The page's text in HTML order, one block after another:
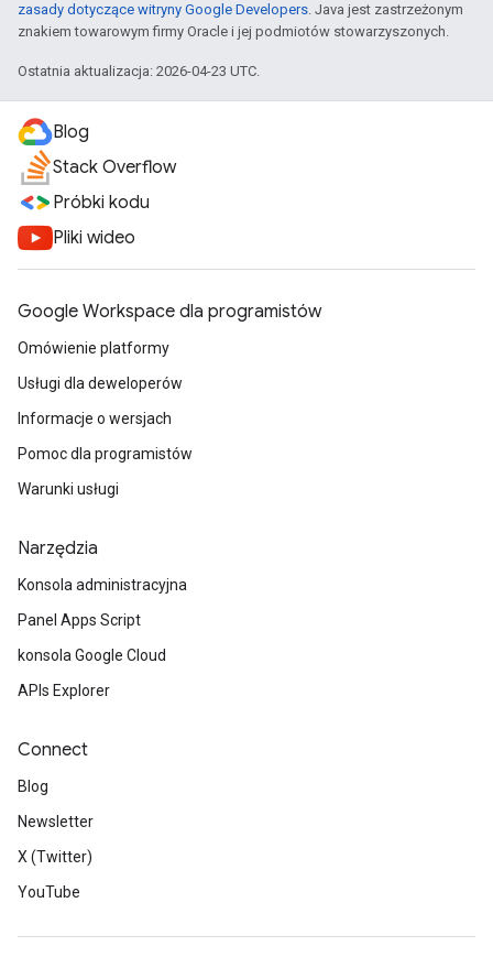
zasady dotyczące witryny Google Developers. Java jest zastrzeżonym
znakiem towarowym firmy Oracle i jej podmiotów stowarzyszonych.
Ostatnia aktualizacja: 2026-04-23 UTC.
Blog
Stack Overflow
Próbki kodu
Pliki wideo
Google Workspace dla programistów
Omówienie platformy
Usługi dla deweloperów
Informacje o wersjach
Pomoc dla programistów
Warunki usługi
Narzędzia
Konsola administracyjna
Panel Apps Script
konsola Google Cloud
APIs Explorer
Connect
Blog
Newsletter
X (Twitter)
YouTube